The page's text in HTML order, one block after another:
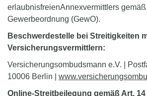
erlaubnisfreienAnnexvermittlers gemäß
Gewerbeordnung (GewO).
Beschwerdestelle bei Streitigkeiten
Versicherungsvermittlern:
Versicherungsombudsmann e.V. |
10006 Berlin |
Online-Streitbeilegung gemäß Art. 14